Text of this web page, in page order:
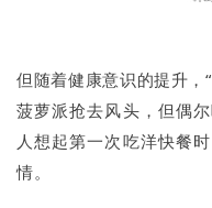
但随着健康意识的提升，
菠萝派抢去风头，但偶
人想起第一次吃洋快餐
情。